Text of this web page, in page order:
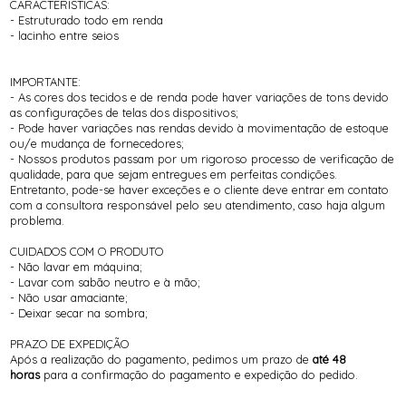
CARACTERÍSTICAS:
- Estruturado todo em renda
- lacinho entre seios
IMPORTANTE:
- As cores dos tecidos e de renda pode haver variações de tons devido
as configurações de telas dos dispositivos;
- Pode haver variações nas rendas devido à movimentação de estoque
ou/e mudança de fornecedores;
- Nossos produtos passam por um rigoroso processo de verificação de
qualidade, para que sejam entregues em perfeitas condições.
Entretanto, pode-se haver exceções e o cliente deve entrar em contato
com a consultora responsável pelo seu atendimento, caso haja algum
problema.
CUIDADOS COM O PRODUTO
- Não lavar em máquina;
- Lavar com sabão neutro e à mão;
- Não usar amaciante;
- Deixar secar na sombra;
PRAZO DE EXPEDIÇÃO
Após a realização do pagamento, pedimos um prazo deaté 48
horaspara a confirmação do pagamento e expedição do pedido.